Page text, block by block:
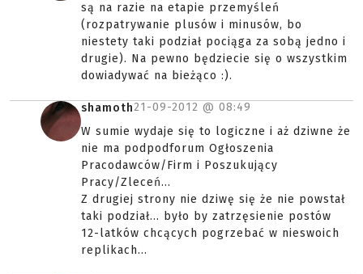
są na razie na etapie przemyśleń
(rozpatrywanie plusów i minusów, bo
niestety taki podział pociąga za sobą jedno i
drugie). Na pewno będziecie się o wszystkim
dowiadywać na bieżąco :).
shamoth21-09-2012 @ 08:49
W sumie wydaje się to logiczne i aż dziwne że
nie ma podpodforum Ogłoszenia
Pracodawców/Firm i Poszukujący
Pracy/Zleceń...
Z drugiej strony nie dziwę się że nie powstał
taki podział... było by zatrzęsienie postów
12-latków chcących pogrzebać w nieswoich
replikach...